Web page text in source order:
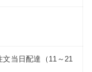
文当日配達（11～21